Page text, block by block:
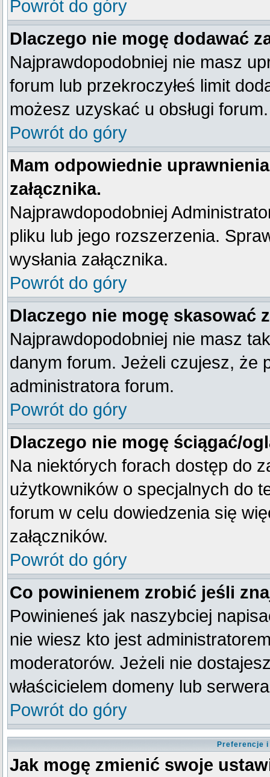
Powrót do góry
Dlaczego nie mogę dodawać
Najprawdopodobniej nie masz
forum lub przekroczyłeś limit
możesz uzyskać u obsługi forum.
Powrót do góry
Mam odpowiednie
załącznika.
Najprawdopodobniej
pliku lub jego rozszerzenia.
wysłania załącznika.
Powrót do góry
Dlaczego nie mogę skasować
Najprawdopodobniej nie masz
danym forum. Jeżeli czujesz, że
administratora forum.
Powrót do góry
Dlaczego nie mogę ściągać/
Na niektórych forach dostęp do
użytkowników o specjalnych do
forum w celu dowiedzenia się
załączników.
Powrót do góry
Co powinienem zrobić jeśli
Powinieneś jak naszybciej
nie wiesz kto jest
moderatorów. Jeżeli nie
właścicielem domeny lub
Powrót do góry
Preferencje
Jak mogę zmienić swoje